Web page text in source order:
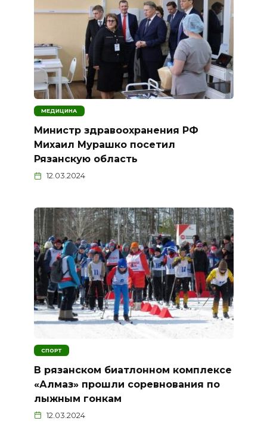
МЕДИЦИНА
Министр здравоохранения РФ
Михаил Мурашко посетил
Рязанскую область
12.03.2024
СПОРТ
В рязанском биатлонном комплексе
«Алмаз» прошли соревнования по
лыжным гонкам
12.03.2024